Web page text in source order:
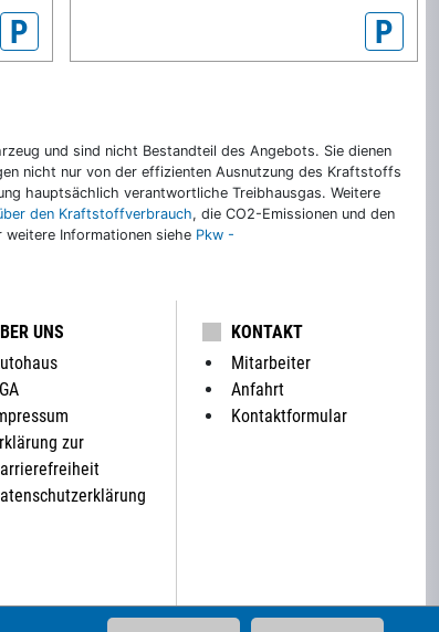
P P
und sind nicht Bestandteil des Angebots. Sie dienen
nicht nur von der effizienten Ausnutzung des Kraftstoffs
hauptsächlich verantwortliche Treibhausgas. Weitere
den Kraftstoffverbrauch, die CO2-Emissionen und den
Informationen siehe Pkw -
UNS
zur
KONTAKT
Mitarbeiter
Anfahrt
Kontaktformular